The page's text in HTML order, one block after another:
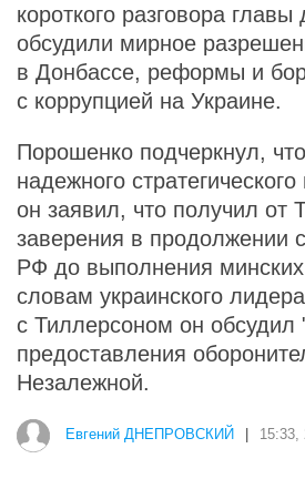
короткого разговора главы
обсудили мирное
в Донбассе, реформы и
с коррупцией на Украине.
Порошенко подчеркнул,
надежного
он заявил, что получил от
заверения в продолжении
РФ до выполнения
словам украинского
с Тиллерсоном он обсудил
предоставления
Незалежной.
Евгений ДНЕПРОВСКИЙ 15:33,